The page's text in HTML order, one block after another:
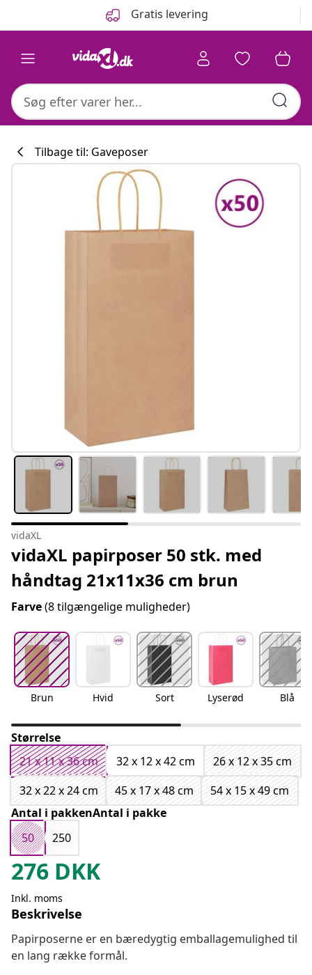
Gratis levering
Tilbage til: Gaveposer
vidaXL
vidaXL papirposer 50 stk. med
håndtag 21x11x36 cm brun
Farve(8 tilgængelige muligheder)
Brun Hvid Sort Lyserød Blå
Størrelse
21 x 11 x 36 cm
32 x 12 x 42 cm
26 x 12 x 35 cm
32 x 22 x 24 cm
45 x 17 x 48 cm
54 x 15 x 49 cm
Antal i pakkenAntal i pakke
50
250
276 DKK
Inkl. moms
Beskrivelse
Papirposerne er en bæredygtig emballagemulighed til
en lang række formål.